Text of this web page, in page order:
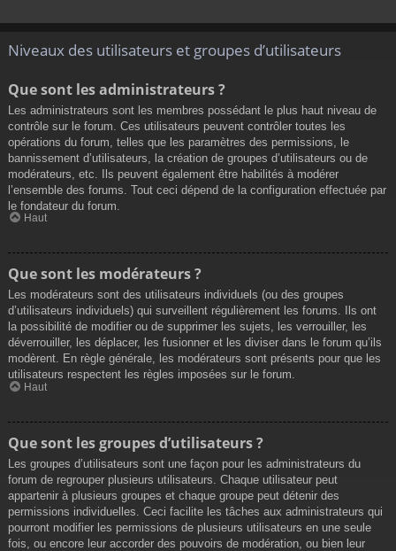
Niveaux des utilisateurs et groupes d’utilisateurs
Que sont les administrateurs ?
Les administrateurs sont les membres possédant le plus haut niveau de
contrôle sur le forum. Ces utilisateurs peuvent contrôler toutes les
opérations du forum, telles que les paramètres des permissions, le
bannissement d’utilisateurs, la création de groupes d’utilisateurs ou de
modérateurs, etc. Ils peuvent également être habilités à modérer
l’ensemble des forums. Tout ceci dépend de la configuration effectuée par
le fondateur du forum.
Haut
Que sont les modérateurs ?
Les modérateurs sont des utilisateurs individuels (ou des groupes
d’utilisateurs individuels) qui surveillent régulièrement les forums. Ils ont
la possibilité de modifier ou de supprimer les sujets, les verrouiller, les
déverrouiller, les déplacer, les fusionner et les diviser dans le forum qu’ils
modèrent. En règle générale, les modérateurs sont présents pour que les
utilisateurs respectent les règles imposées sur le forum.
Haut
Que sont les groupes d’utilisateurs ?
Les groupes d’utilisateurs sont une façon pour les administrateurs du
forum de regrouper plusieurs utilisateurs. Chaque utilisateur peut
appartenir à plusieurs groupes et chaque groupe peut détenir des
permissions individuelles. Ceci facilite les tâches aux administrateurs qui
pourront modifier les permissions de plusieurs utilisateurs en une seule
fois, ou encore leur accorder des pouvoirs de modération, ou bien leur